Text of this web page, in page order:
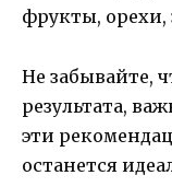
фрукты, орехи,
Не забывайте,
результата,
эти
останется